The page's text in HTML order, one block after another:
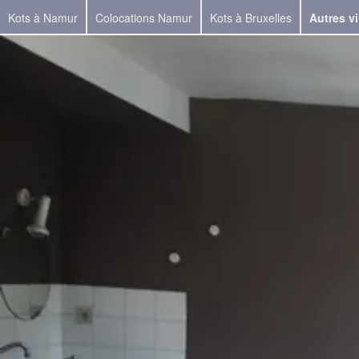
Kots à Namur Colocations Namur Kots à Bruxelles Autres